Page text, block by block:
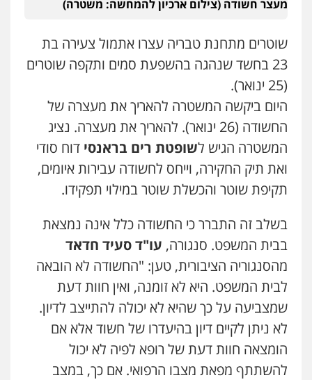
עו"ד אלון ארז
לבן
פלילי מעצרים וחקירות עבירות המתה עורכי
0507913332
עו"ד איהאב ג'לג'ולי
פלילי מעצרים וחקירות עורכי דין לענייני
אסירים
עו"ד שלומי שרון
פלילי צבאי מעצרים וחקירות
0547342002
עו"ד אלון קריטי
פלילי כלכלי אלימות סמים מעצרים
0525544654
מעצר חשודה (צילום ארכיון להמחשה: משטרה)
שוטרים מתחנת טבריה עצרו אתמול צעירה בת
23 בחשד שנהגה בהשפעת סמים ותקפה שוטרים
(25 ינואר).
היום ביקשה המשטרה להאריך את מעצרה של
החשודה (26 ינואר). להאריך את מעצרה. נציג
המשטרה הגיש לשופטת רים בראנסי דוח סודי
ואת תיק החקירה, וייחס לחשודה עבירות איומים,
תקיפת שוטר והכשלת שוטר במילוי תפקידו.
בשלב זה התברר כי החשודה כלל אינה נמצאת
בבית המשפט. סנגורה, עו"ד סעיד חדאד
מהסנגוריה הציבורית, טען: "החשודה לא הובאה
לבית המשפט. היא לא זומנה, ואין חוות דעת
שמצביעה על כך שהיא לא יכולה להתייצב לדיון.
לא ניתן לקיים דיון בהיעדרו של חשוד אלא אם
הומצאה חוות דעת של רופא לפיה לא יכול
להשתתף מפאת מצבו הרפואי. אם כך, במצב
פלילי תעבורה עורכי דין לענייני אסירים
0505417090
0507120031
עו"ד אייל אביטל
פלילי פשיעה חמורה מעצרים וחקירות
0544712201
עו"ד בועז קניג
פלילי משפחה כלכלי צבאי
0507003001
ויקי שמואל – משרד עו"ד
פלילי משפט פלילי
0528959600